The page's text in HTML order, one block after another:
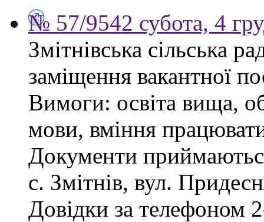
№ 57/9542 субота, 4
Змітнівська сільська
заміщення вакантної
Вимоги: освіта вища,
мови, вміння
Документи
с. Змітнів, вул.
Довідки за телефоном